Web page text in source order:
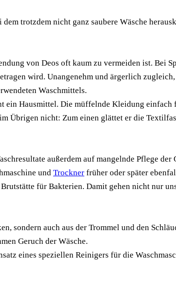
trotzdem nicht ganz saubere Wäsche
von Deos oft kaum zu vermeiden ist. Bei
wird. Unangenehm und ärgerlich
Waschmittels.
ein Hausmittel. Die müffelnde Kleidung einfach
Übrigen nicht: Zum einen glättet er die
außerdem auf mangelnde Pflege
und Trockner früher oder später
für Bakterien. Damit gehen nicht nur
sondern auch aus der Trommel und den
Geruch der Wäsche.
eines speziellen Reinigers für die